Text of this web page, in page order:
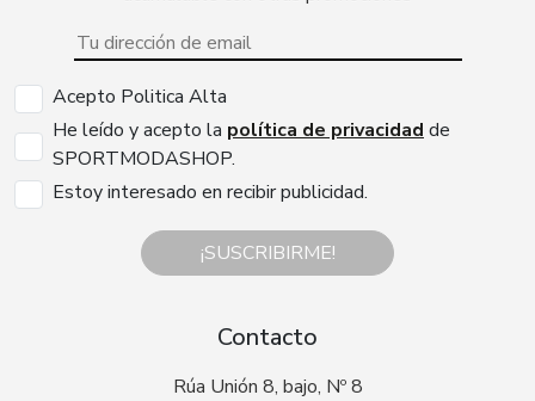
Acepto Politica Alta
He leído y acepto la política de privacidad de
SPORTMODASHOP.
Estoy interesado en recibir publicidad.
¡SUSCRIBIRME!
Contacto
Rúa Unión 8, bajo, Nº 8